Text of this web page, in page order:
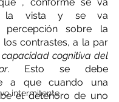
intermitente
la vista y se va
percepción sobre la
cognitiva del
. Esto se debe
a que cuando una
el deterioro de uno